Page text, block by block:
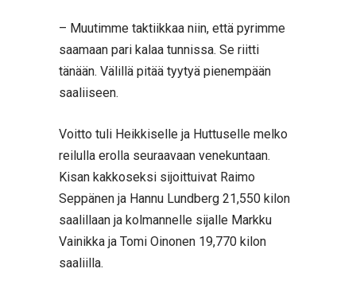
– Muutimme taktiikkaa niin, että pyrimme
saamaan pari kalaa tunnissa. Se riitti
tänään. Välillä pitää tyytyä pienempään
saaliiseen.
Voitto tuli Heikkiselle ja Huttuselle melko
reilulla erolla seuraavaan venekuntaan.
Kisan kakkoseksi sijoittuivat Raimo
Seppänen ja Hannu Lundberg 21,550 kilon
saalillaan ja kolmannelle sijalle Markku
Vainikka ja Tomi Oinonen 19,770 kilon
saaliilla.